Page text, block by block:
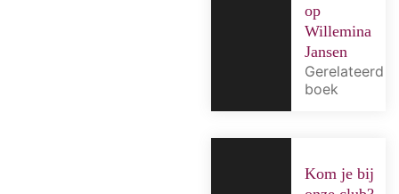
op
Willemina
Jansen
Gerelateerd
boek
Kom je bij